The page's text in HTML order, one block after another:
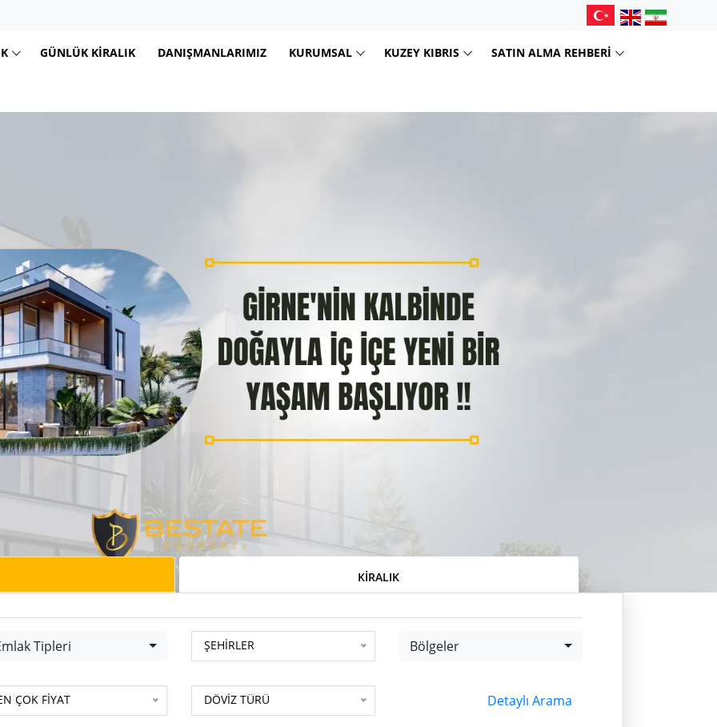
GÜNLÜK KIRALIK DANIŞMANLARIMIZ KURUMSAL KUZEY KIBRIS SATIN ALMA REHBERI
KIRALIK
Tipleri
Tipleri BP-Portföy Num.
ŞEHİRLER Bölgeler
Bölgeler
Portföy Num.
ÇOK FİYAT DÖVİZ TÜRÜ
DÖVİZ TÜRÜ Detaylı Arama